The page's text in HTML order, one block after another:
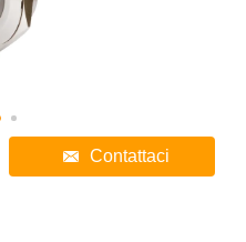
Contattaci